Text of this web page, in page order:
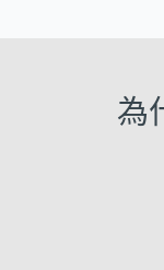
為